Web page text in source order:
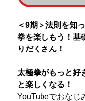
＜9期＞法則を知
拳を楽しもう！基
りだくさん！
太極拳がもっと好
と楽しくなる！
YouTubeでおなじ